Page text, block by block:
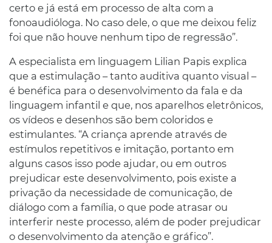
certo e já está em processo de alta com a
fonoaudióloga. No caso dele, o que me deixou feliz
foi que não houve nenhum tipo de regressão”.
A especialista em linguagem Lilian Papis explica
que a estimulação – tanto auditiva quanto visual –
é benéfica para o desenvolvimento da fala e da
linguagem infantil e que, nos aparelhos eletrônicos,
os vídeos e desenhos são bem coloridos e
estimulantes. “A criança aprende através de
estímulos repetitivos e imitação, portanto em
alguns casos isso pode ajudar, ou em outros
prejudicar este desenvolvimento, pois existe a
privação da necessidade de comunicação, de
diálogo com a família, o que pode atrasar ou
interferir neste processo, além de poder prejudicar
o desenvolvimento da atenção e gráfico”.